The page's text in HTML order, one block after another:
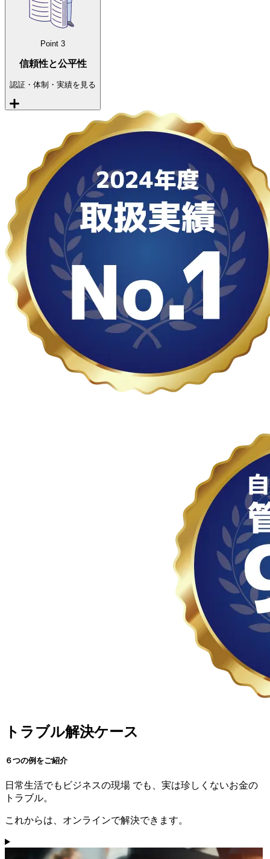
Point 3
信頼性と公平性
認証・体制・実績を見る
トラブル解決ケース
６つの例をご紹介
日常生活でも ビジネスの現場 でも、実は珍しくないお金の
トラブル。
これからは、オンラインで解決できます。